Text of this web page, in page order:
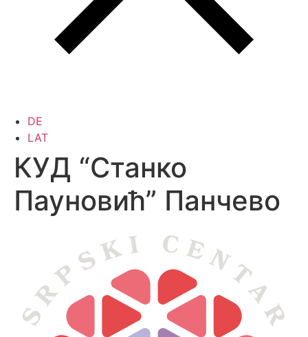
DE
LAT
КУД “Станко
Пауновић” Панчево